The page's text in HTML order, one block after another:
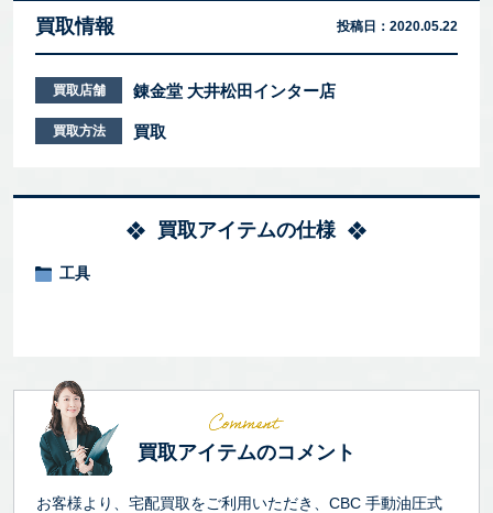
買取情報 投稿日： 2020.05.22
買取店舗 錬金堂 大井松田インター店
買取方法 買取
買取アイテムの仕様
工具
買取アイテムのコメント
お客様より、宅配買取をご利用いただき、CBC 手動油圧式